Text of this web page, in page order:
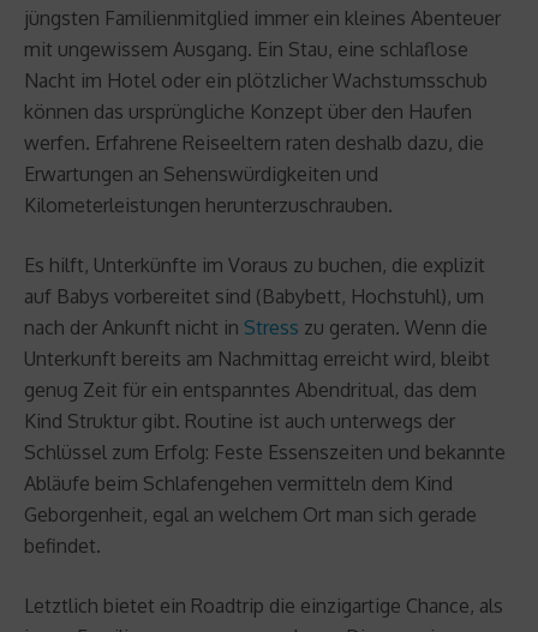
jüngsten Familienmitglied immer ein kleines Abenteuer
mit ungewissem Ausgang. Ein Stau, eine schlaflose
Nacht im Hotel oder ein plötzlicher Wachstumsschub
können das ursprüngliche Konzept über den Haufen
werfen. Erfahrene Reiseeltern raten deshalb dazu, die
Erwartungen an Sehenswürdigkeiten und
Kilometerleistungen herunterzuschrauben.
Es hilft, Unterkünfte im Voraus zu buchen, die explizit
auf Babys vorbereitet sind (Babybett, Hochstuhl), um
nach der Ankunft nicht in Stress zu geraten. Wenn die
Unterkunft bereits am Nachmittag erreicht wird, bleibt
genug Zeit für ein entspanntes Abendritual, das dem
Kind Struktur gibt. Routine ist auch unterwegs der
Schlüssel zum Erfolg: Feste Essenszeiten und bekannte
Abläufe beim Schlafengehen vermitteln dem Kind
Geborgenheit, egal an welchem Ort man sich gerade
befindet.
Letztlich bietet ein Roadtrip die einzigartige Chance, als